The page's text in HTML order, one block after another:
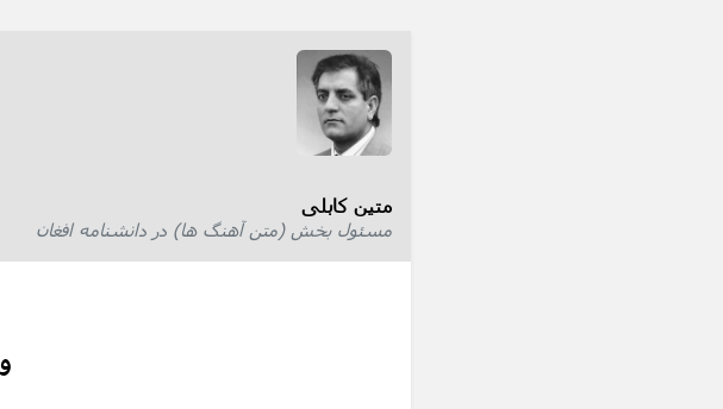
متین کابلی
مسئول بخش (متن آهنگ ها) در دانشنامه افغان